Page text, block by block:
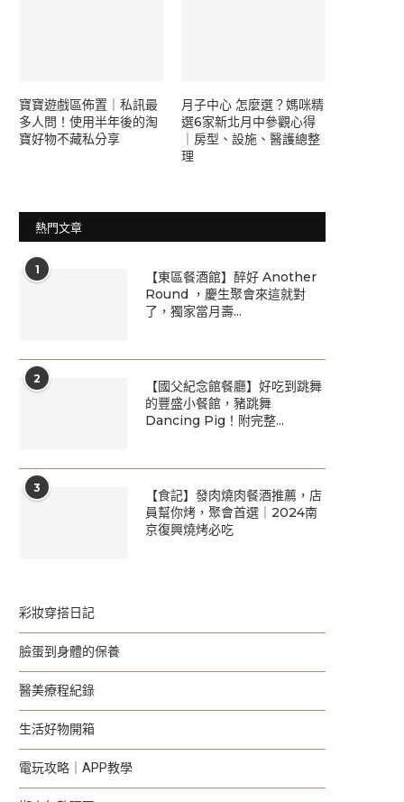
寶寶遊戲區佈置｜私訊最
多人問！使用半年後的淘
寶好物不藏私分享
月子中心 怎麼選？媽咪精
選6家新北月中參觀心得
｜房型、設施、醫護總整
理
熱門文章
1
【東區餐酒館】醉好 Another
Round ，慶生聚會來這就對
了，獨家當月壽...
2
【國父紀念館餐廳】好吃到跳舞
的豐盛小餐館，豬跳舞
Dancing Pig！附完整...
3
【食記】發肉燒肉餐酒推薦，店
員幫你烤，聚會首選｜2024南
京復興燒烤必吃
彩妝穿搭日記
臉蛋到身體的保養
醫美療程紀錄
生活好物開箱
電玩攻略｜APP教學